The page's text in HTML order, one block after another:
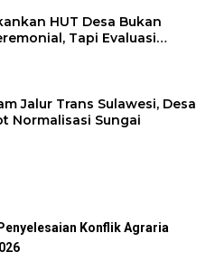
HUT Desa Bukan
Tapi Evaluasi
Jalur Trans Sulawesi, Desa
Normalisasi Sungai
Konflik Agraria